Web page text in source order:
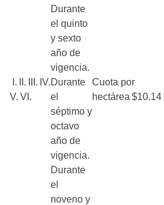
I. II. III. IV.
V. VI.
Durante
el quinto
y sexto
año de
vigencia.
Durante
el
séptimo y
octavo
año de
vigencia.
Durante
el
noveno y
Cuota por
hectárea